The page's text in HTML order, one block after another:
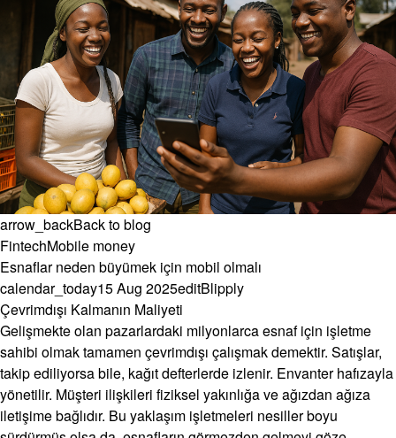
arrow_backBack to blog
FintechMobile money
Esnaflar neden büyümek için mobil olmalı
calendar_today15 Aug 2025editBlipply
Çevrimdışı Kalmanın Maliyeti
Gelişmekte olan pazarlardaki milyonlarca esnaf için işletme
sahibi olmak tamamen çevrimdışı çalışmak demektir. Satışlar,
takip ediliyorsa bile, kağıt defterlerde izlenir. Envanter hafızayla
yönetilir. Müşteri ilişkileri fiziksel yakınlığa ve ağızdan ağıza
iletişime bağlıdır. Bu yaklaşım işletmeleri nesiller boyu